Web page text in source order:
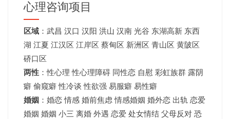
心理咨询项目
区域 ： 武昌 汉口 汉阳 洪山 汉南 光谷 东湖高新 东西
湖 江夏 江汉区 江岸区 蔡甸区 新洲区 青山区 黄陂区
硚口区
两性 ：性心理 性心理障碍 同性恋 自慰 彩虹族群 露阴
癖 偷窥癖 性冷谈 性欲强 易服癖 易性癖
婚姻 ：婚恋 情感 婚前焦虑 情感婚姻 婚外恋 出轨 恋爱
婚姻 婚姻 小三 离婚 外遇 恋爱 处女情结 父母反对 恐